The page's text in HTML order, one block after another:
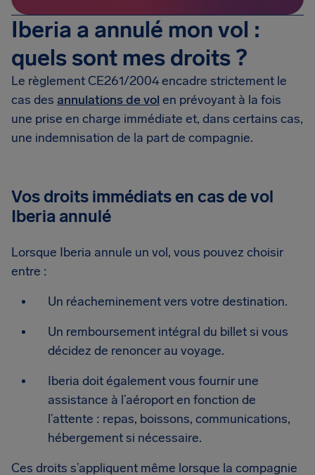
Iberia a annulé mon vol :
quels sont mes droits ?
Le règlement CE261/2004 encadre strictement le
cas des annulations de vol en prévoyant à la fois
une prise en charge immédiate et, dans certains cas,
une indemnisation de la part de compagnie.
Vos droits immédiats en cas de vol
Iberia annulé
Lorsque Iberia annule un vol, vous pouvez choisir
entre :
Un réacheminement vers votre destination.
Un remboursement intégral du billet si vous
décidez de renoncer au voyage.
Iberia doit également vous fournir une
assistance à l’aéroport en fonction de
l’attente : repas, boissons, communications,
hébergement si nécessaire.
Ces droits s’appliquent même lorsque la compagnie